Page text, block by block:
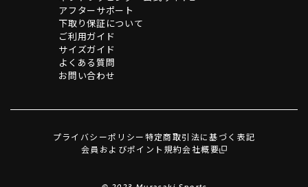
アフターサポート
下取り保証について
ご利用ガイド
サイズガイド
よくある質問
お問い合わせ
プライバシーポリシー特定商取引法に基づく表記
会員およびポイント規約会社概要